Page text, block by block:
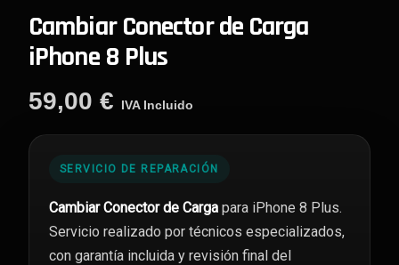
Cambiar Conector de Carga
iPhone 8 Plus
59,00 € IVA Incluido
SERVICIO DE REPARACIÓN
Cambiar Conector de Carga para iPhone 8 Plus.
Servicio realizado por técnicos especializados,
con garantía incluida y revisión final del